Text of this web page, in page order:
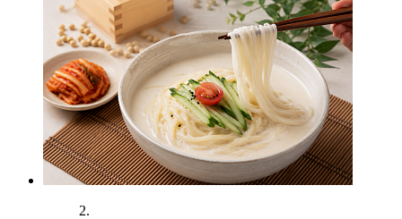
2.